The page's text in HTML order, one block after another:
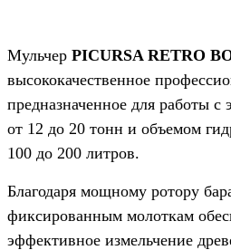
Мульчер PICURSA RETRO
высококачественное
предназначенное для работы с
от 12 до 20 тонн и объемом
100 до 200 литров.
Благодаря мощному ротору
фиксированным молоткам
эффективное измельчение